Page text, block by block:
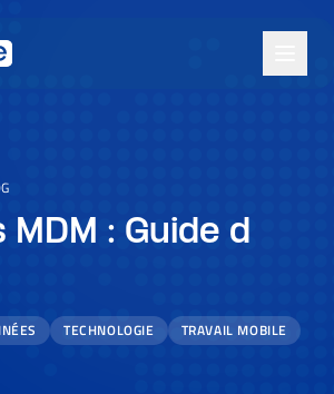
MDM : Guide d
TECHNOLOGIE TRAVAIL MOBILE